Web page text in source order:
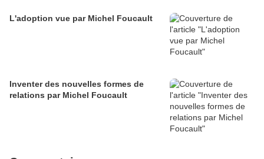
L'adoption vue par Michel Foucault
Inventer des nouvelles formes de
relations par Michel Foucault